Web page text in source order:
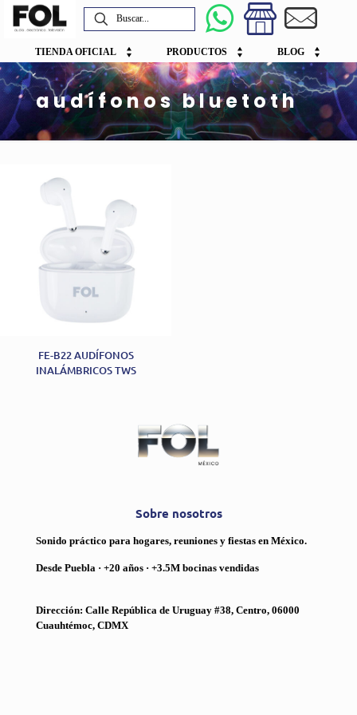
TIENDA OFICIAL PRODUCTOS BLOG
audífonos bluetoth
FE-B22 AUDÍFONOS
INALÁMBRICOS TWS
Sobre nosotros
Sonido práctico para hogares, reuniones y fiestas en México.
Desde Puebla · +20 años · +3.5M bocinas vendidas
Dirección: Calle República de Uruguay #38, Centro, 06000
Cuauhtémoc, CDMX